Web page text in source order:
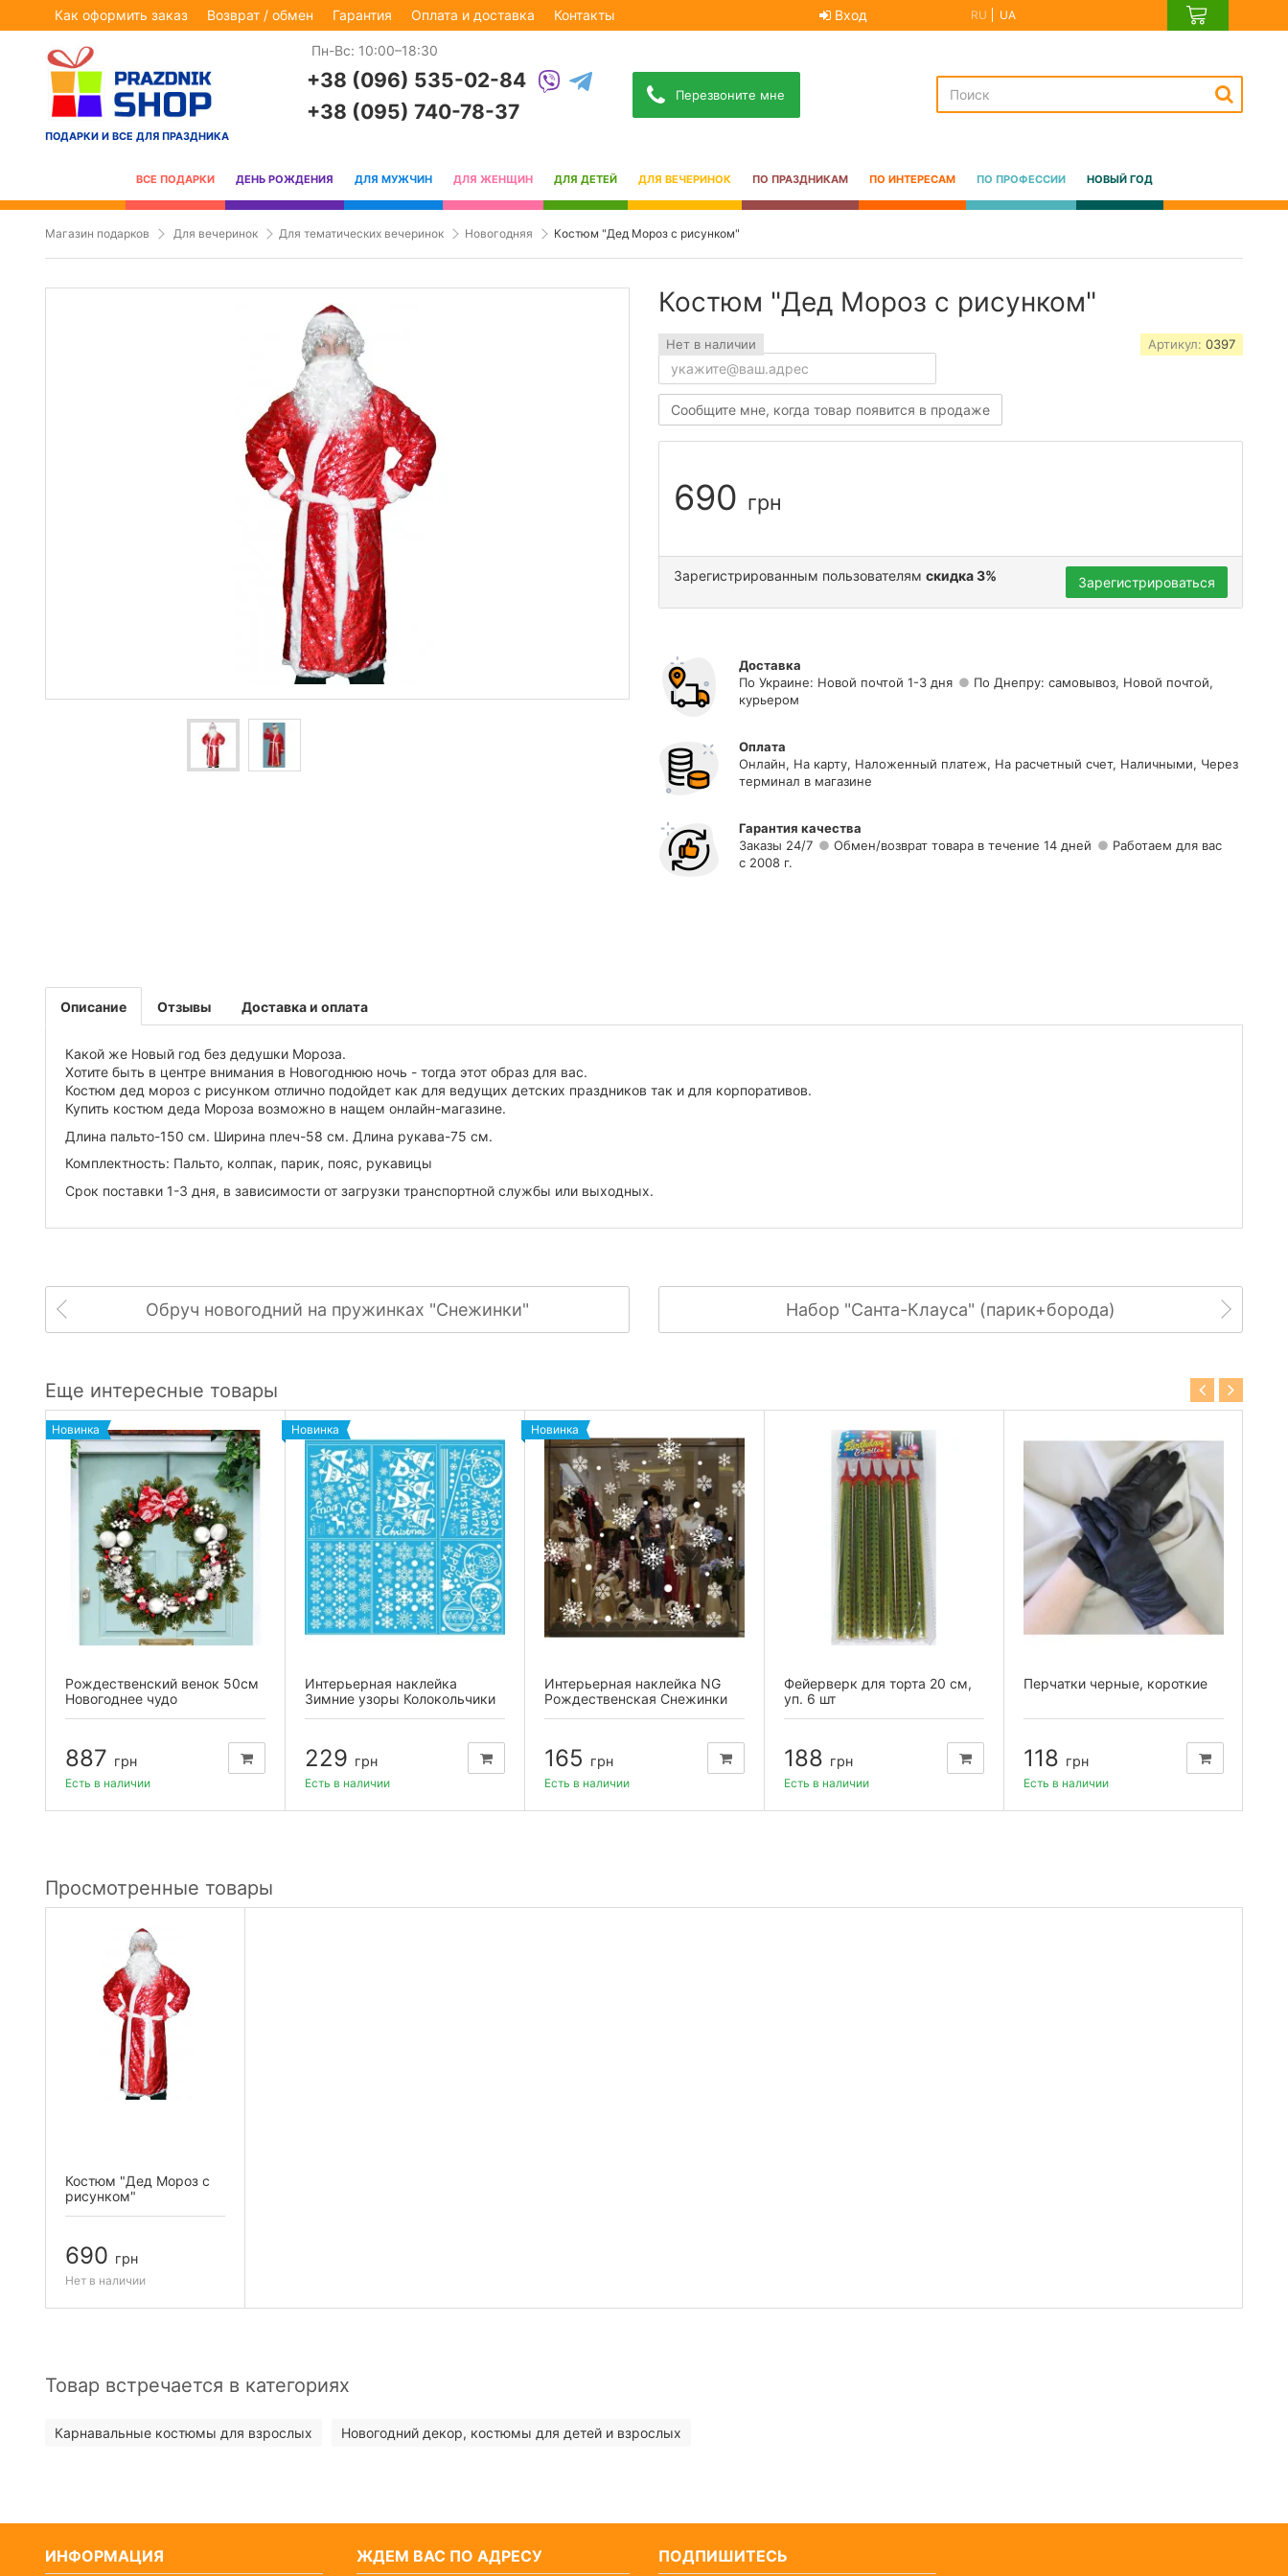
Как оформить заказ Возврат / обмен Гарантия Оплата и доставка Контакты Вход RU UA
ПОДАРКИ И ВСЕ ДЛЯ ПРАЗДНИКА
Пн-Вс: 10:00–18:30
+38 (096) 535-02-84
+38 (095) 740-78-37
Перезвоните мне
ВСЕ ПОДАРКИ ДЕНЬ РОЖДЕНИЯ ДЛЯ МУЖЧИН ДЛЯ ЖЕНЩИН ДЛЯ ДЕТЕЙ ДЛЯ ВЕЧЕРИНОК ПО ПРАЗДНИКАМ ПО ИНТЕРЕСАМ ПО ПРОФЕССИИ НОВЫЙ ГОД
Магазин подарков Для вечеринок Для тематических вечеринок Новогодняя Костюм "Дед Мороз с рисунком"
Костюм "Дед Мороз с рисунком"
Нет в наличии
Сообщите мне, когда товар появится в продаже
Артикул:0397
690 грн
Зарегистрированным пользователям скидка 3% Зарегистрироваться
Доставка
По Украине: Новой почтой 1-3 дня
По Днепру: самовывоз, Новой почтой,
курьером
Оплата
Онлайн, На карту, Наложенный платеж, На расчетный счет, Наличными, Через
терминал в магазине
Гарантия качества
Заказы 24/7
Обмен/возврат товара в течение 14 дней
Работаем для вас
с 2008 г.
Описание
Какой же Новый год без дедушки Мороза.
Хотите быть в центре внимания в Новогоднюю ночь - тогда этот образ для вас.
Костюм дед мороз с рисунком отлично подойдет как для ведущих детских праздников так и для корпоративов.
Купить костюм деда Мороза возможно в нащем онлайн-магазине.
Длина пальто-150 см. Ширина плеч-58 см. Длина рукава-75 см.
Комплектность: Пальто, колпак, парик, пояс, рукавицы
Срок поставки 1-3 дня, в зависимости от загрузки транспортной службы или выходных.
Отзывы Доставка и оплата
Обруч новогодний на пружинках "Снежинки" Набор "Санта-Клауса" (парик+борода)
Еще интересные товары
Новинка
Рождественский венок 50см
Новогоднее чудо
887 грн
Есть в наличии
Новинка
Интерьерная наклейка
Зимние узоры Колокольчики
229 грн
Есть в наличии
Новинка
Интерьерная наклейка NG
Рождественская Снежинки
165 грн
Есть в наличии
Фейерверк для торта 20 см,
уп. 6 шт
188 грн
Есть в наличии
Перчатки черные, короткие
118 грн
Есть в наличии
Просмотренные товары
Костюм "Дед Мороз с
рисунком"
690 грн
Нет в наличии
Товар встречается в категориях
Карнавальные костюмы для взрослых Новогодний декор, костюмы для детей и взрослых
ИНФОРМАЦИЯ ЖДЕМ ВАС ПО АДРЕСУ ПОДПИШИТЕСЬ